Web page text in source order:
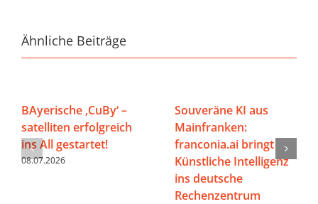
Ähnliche Beiträge
BAyerische ‚CuBy‘ –
satelliten erfolgreich
ins All gestartet!
08.07.2026
Souveräne KI aus
Mainfranken:
franconia.ai bringt
Künstliche Intelligenz
ins deutsche
Rechenzentrum